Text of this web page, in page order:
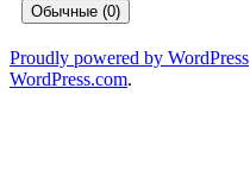
Обычные (0)
Proudly powered by WordPress
WordPress.com.